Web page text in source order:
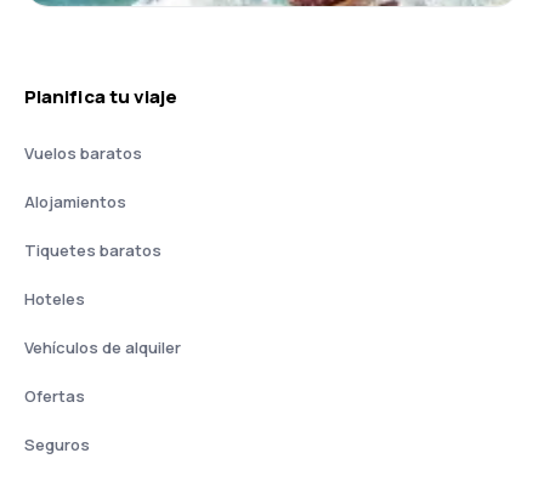
Planifica tu viaje
Vuelos baratos
Alojamientos
Tiquetes baratos
Hoteles
Vehículos de alquiler
Ofertas
Seguros